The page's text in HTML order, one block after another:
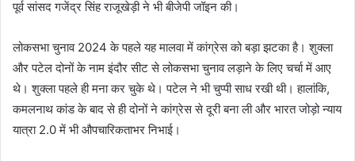
पूर्व सांसद गजेंद्र सिंह राजूखेड़ी ने भी बीजेपी जॉइन की।
लोकसभा चुनाव 2024 के पहले यह मालवा में कांग्रेस को बड़ा झटका है। शुक्ला
और पटेल दोनों के नाम इंदौर सीट से लोकसभा चुनाव लड़ाने के लिए चर्चा में आए
थे। शुक्ला पहले ही मना कर चुके थे। पटेल ने भी चुप्पी साध रखी थी। हालांकि,
कमलनाथ कांड के बाद से ही दोनों ने कांग्रेस से दूरी बना ली और भारत जोड़ो न्याय
यात्रा 2.0 में भी औपचारिकताभर निभाई।